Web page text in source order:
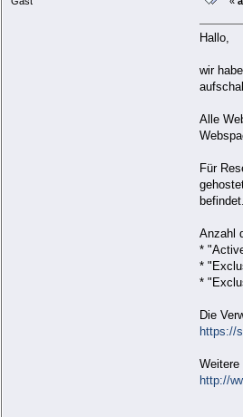
Hallo,
wir
Alle
Für
befindet.
Anzahl
*
*
*
Die
https://
Weitere
http://